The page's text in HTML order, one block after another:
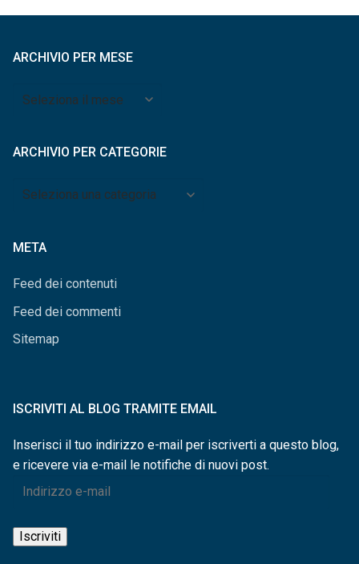
ARCHIVIO PER MESE
Archivio
ARCHIVIO PER CATEGORIE
Archivio
META
Feed dei contenuti
Feed dei commenti
Sitemap
ISCRIVITI AL BLOG TRAMITE EMAIL
Inserisci il tuo indirizzo e-mail per iscriverti a questo blog,
e ricevere via e-mail le notifiche di nuovi post.
Indirizzo
mail
Iscriviti